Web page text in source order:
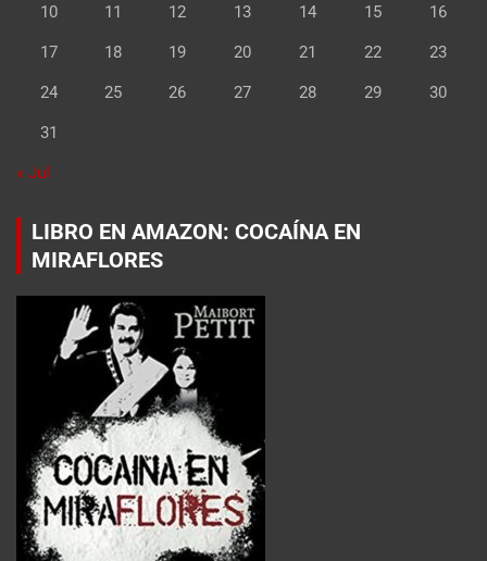
10 11 12 13 14 15 16
17 18 19 20 21 22 23
24 25 26 27 28 29 30
31
« Jul
LIBRO EN AMAZON: COCAÍNA EN
MIRAFLORES